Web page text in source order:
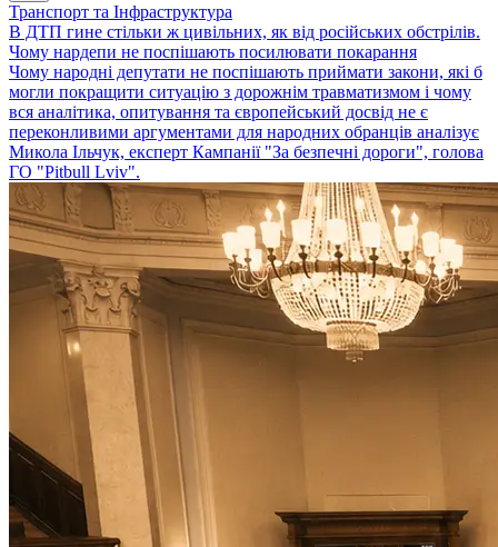
Транспорт та Інфраструктура
В ДТП гине стільки ж цивільних, як від російських обстрілів.
Чому нардепи не поспішають посилювати покарання
Чому народні депутати не поспішають приймати закони, які б
могли покращити ситуацію з дорожнім травматизмом і чому
вся аналітика, опитування та європейський досвід не є
переконливими аргументами для народних обранців аналізує
Микола Ільчук, експерт Кампанії "За безпечні дороги", голова
ГО "Pitbull Lviv".